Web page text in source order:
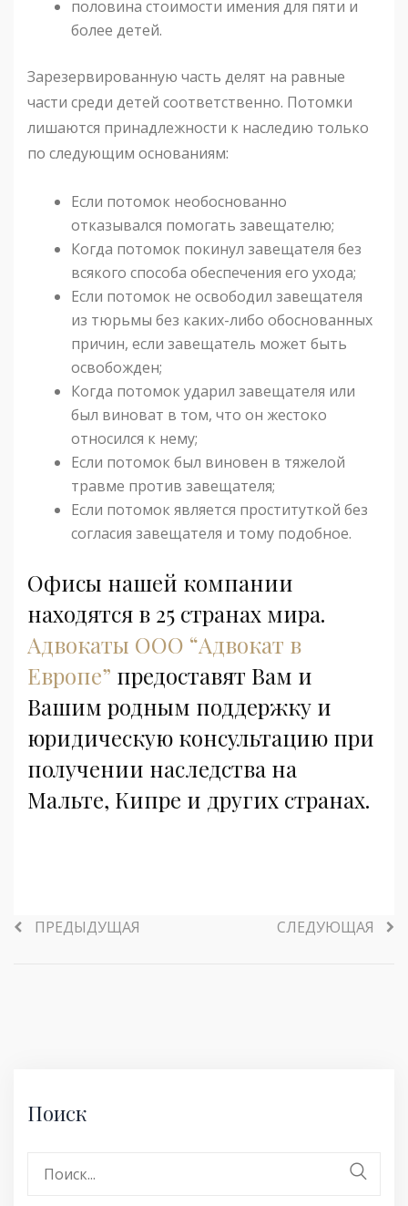
половина стоимости имения для пяти и
более детей.
Зарезервированную часть делят на равные
части среди детей соответственно. Потомки
лишаются принадлежности к наследию только
по следующим основаниям:
Если потомок необоснованно
отказывался помогать завещателю;
Когда потомок покинул завещателя без
всякого способа обеспечения его ухода;
Если потомок не освободил завещателя
из тюрьмы без каких-либо обоснованных
причин, если завещатель может быть
освобожден;
Когда потомок ударил завещателя или
был виноват в том, что он жестоко
относился к нему;
Если потомок был виновен в тяжелой
травме против завещателя;
Если потомок является проституткой без
согласия завещателя и тому подобное.
Офисы нашей компании
находятся в 25 странах мира.
Адвокаты ООО “Адвокат в
Европе” предоставят Вам и
Вашим родным поддержку и
юридическую консультацию при
получении наследства на
Мальте, Кипре и других странах.
ПРЕДЫДУЩАЯ СЛЕДУЮЩАЯ
Поиск